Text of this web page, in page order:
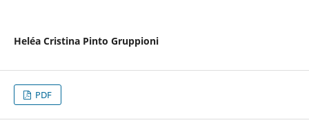
Heléa Cristina Pinto Gruppioni
PDF